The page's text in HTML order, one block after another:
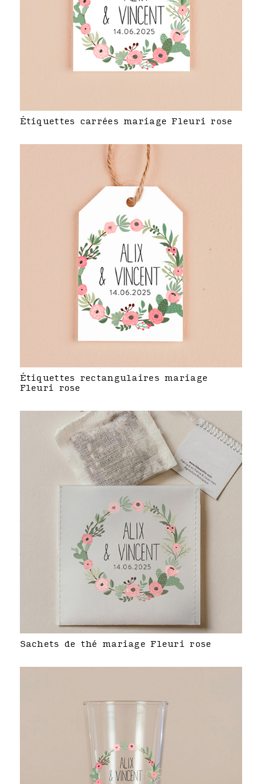
Étiquettes carrées mariage Fleuri rose
Étiquettes rectangulaires mariage
Fleuri rose
Sachets de thé mariage Fleuri rose